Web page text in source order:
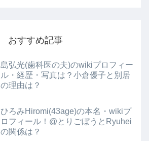
おすすめ記事
島弘光(歯科医の夫)のwikiプロフィー
ル・経歴・写真は？小倉優子と別居
の理由は？
ひろみHiromi(43age)の本名・wikiプ
ロフィール！@とりごぼうとRyuhei
の関係は？